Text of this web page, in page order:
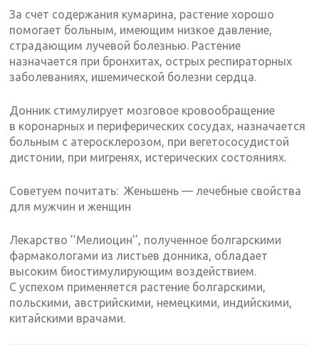
За счет содержания кумарина, растение хорошо
помогает больным, имеющим низкое давление,
страдающим лучевой болезнью. Растение
назначается при бронхитах, острых респираторных
заболеваниях, ишемической болезни сердца.
Донник стимулирует мозговое кровообращение
в коронарных и периферических сосудах, назначается
больным с атеросклерозом, при вегетососудистой
дистонии, при мигренях, истерических состояниях.
Советуем почитать: Женьшень — лечебные свойства
для мужчин и женщин
Лекарство ’’Мелиоцин’’, полученное болгарскими
фармакологами из листьев донника, обладает
высоким биостимулирующим воздействием.
С успехом применяется растение болгарскими,
польскими, австрийскими, немецкими, индийскими,
китайскими врачами.